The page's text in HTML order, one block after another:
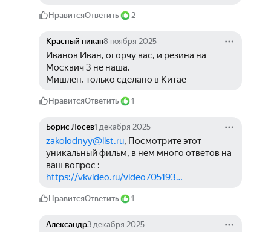
НравитсяОтветить 2
Красный пикап8 ноября 2025
Иванов Иван, огорчу вас, и резина на
Москвич 3 не наша.
Мишлен, только сделано в Китае
НравитсяОтветить 1
Борис Лосев1 декабря 2025
zakolodnyy@list.ru, Посмотрите этот
уникальный фильм, в нем много ответов на
https://vkvideo.ru/video705193…
НравитсяОтветить 1
Александр3 декабря 2025